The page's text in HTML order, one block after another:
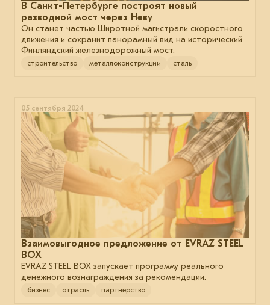
В Санкт-Петербурге построят новый
разводной мост через Неву
Он станет частью Широтной магистрали скоростного
движения и сохранит панорамный вид на исторический
Финляндский железнодорожный мост.
строительство металлоконструкции сталь
05 сентября 2024
Взаимовыгодное предложение от EVRAZ STEEL
BOX
EVRAZ STEEL BOX запускает программу реального
денежного вознаграждения за рекомендации.
бизнес отрасль партнёрство